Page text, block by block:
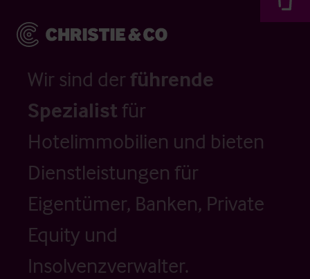
Wir sind der führende
Spezialistfür
Hotelimmobilien und bieten
Dienstleistungen für
Eigentümer, Banken, Private
Equity und
Insolvenzverwalter.